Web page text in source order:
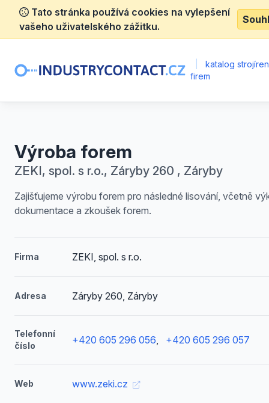
Tato stránka používá cookies na vylepšení
vašeho uživatelského zážitku.
katalog
firem
Výroba forem
ZEKI, spol. s r.o., Záryby 260 , Záryby
Zajišťujeme výrobu forem pro následné lisování, včetně
dokumentace a zkoušek forem.
Firma ZEKI, spol. s r.o.
Adresa Záryby 260, Záryby
Telefonní
číslo
+420 605 296 056, +420 605 296 057
Web www.zeki.cz